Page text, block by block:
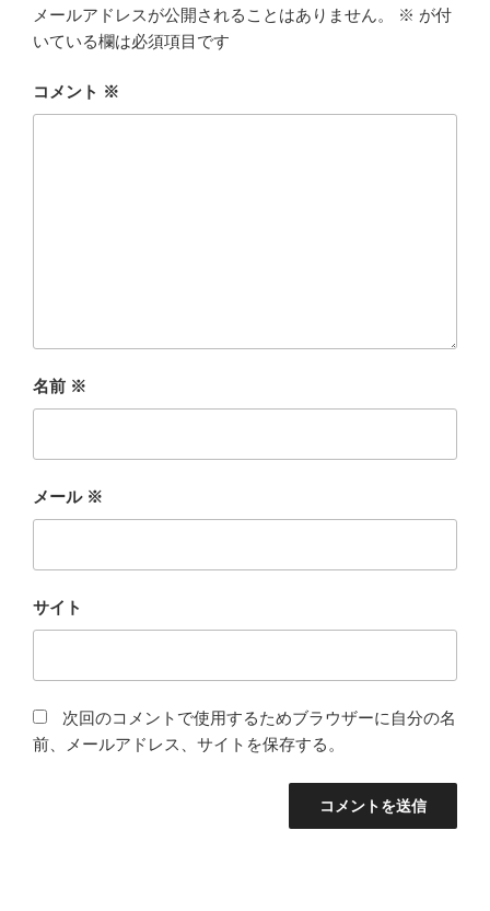
メールアドレスが公開されることはありません。 ※ が付
いている欄は必須項目です
コメント ※
名前 ※
メール ※
サイト
次回のコメントで使用するためブラウザーに自分の名
前、メールアドレス、サイトを保存する。